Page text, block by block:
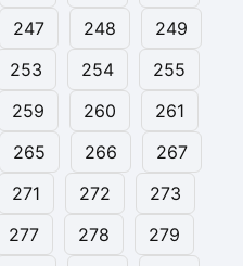
247 248
249
253 254
255
259 260
261
265 266
267
271 272
273
277 278
279